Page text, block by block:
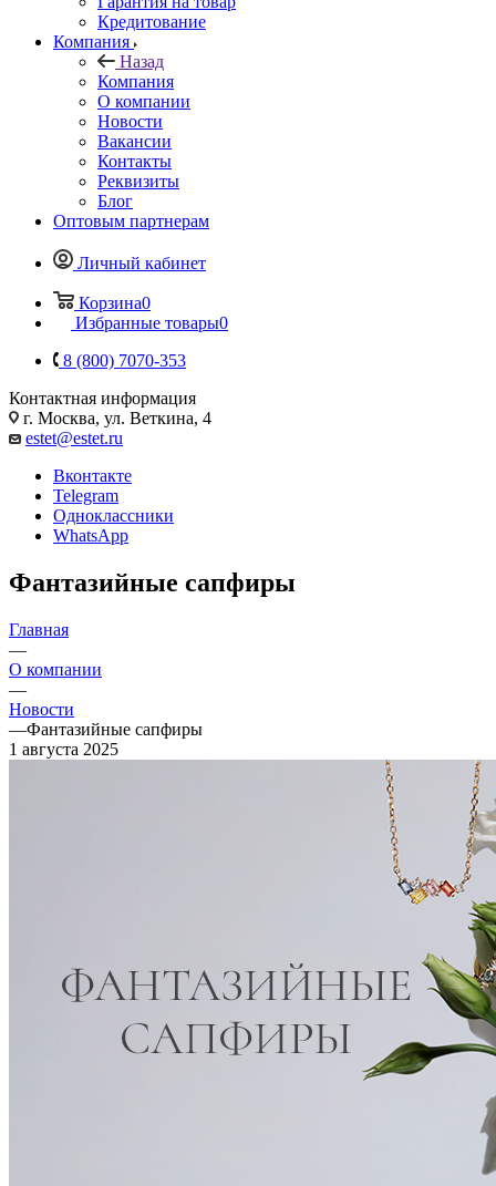
Кредитование
Компания
Назад
Компания
О компании
Новости
Вакансии
Контакты
Реквизиты
Блог
Оптовым партнерам
Личный кабинет
Корзина0
Избранные товары0
8 (800) 7070-353
Контактная информация
г. Москва, ул. Веткина, 4
estet@estet.ru
Вконтакте
Telegram
Одноклассники
WhatsApp
Фантазийные сапфиры
Главная
—
О компании
—
Новости
—Фантазийные сапфиры
1 августа 2025